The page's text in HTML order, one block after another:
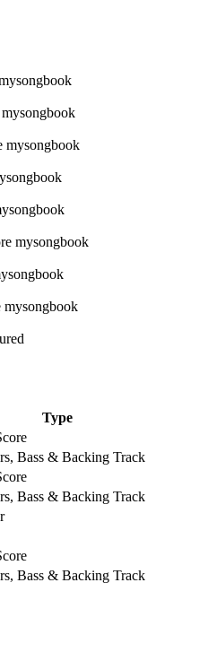
Type
Bass & Backing Track
Bass & Backing Track
Bass & Backing Track